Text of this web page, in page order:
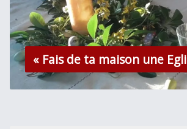
« Fais de ta maison une